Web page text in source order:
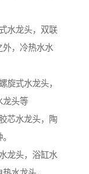
水龙头，双联
外，冷热水水
旋式水龙头，
龙头等
芯水龙头，陶
龙头，浴缸水